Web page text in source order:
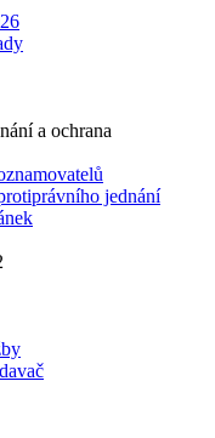
a ochrana
jednání